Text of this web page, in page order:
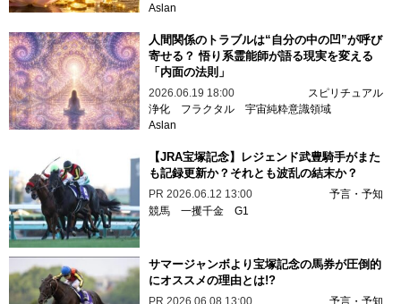
Aslan
人間関係のトラブルは“自分の中の凹”が呼び
寄せる？ 悟り系霊能師が語る現実を変える
「内面の法則」
2026.06.19 18:00
スピリチュアル
浄化
フラクタル 宇宙純粋意識領域
Aslan
【JRA宝塚記念】レジェンド武豊騎手がまた
も記録更新か？それとも波乱の結末か？
PR 2026.06.12 13:00
予言・予知
競馬 一攫千金 G1
サマージャンボより宝塚記念の馬券が圧倒的
にオススメの理由とは!?
PR 2026.06.08 13:00
予言・予知